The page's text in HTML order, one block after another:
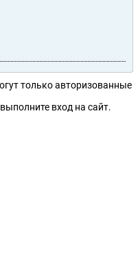
только авторизованные
вход на сайт.